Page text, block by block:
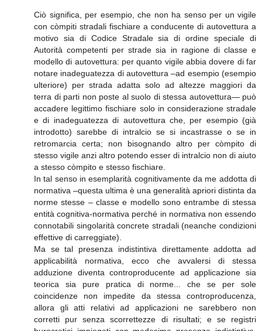
Ciò significa, per esempio, che non ha senso per un vigile
con còmpiti stradali fischiare a conducente di autovettura a
motivo sia di Codice Stradale sia di ordine speciale di
Autorità competenti per strade sia in ragione di classe e
modello di autovettura: per quanto vigile abbia dovere di far
notare inadeguatezza di autovettura –ad esempio (esempio
ulteriore) per strada adatta solo ad altezze maggiori da
terra di parti non poste al suolo di stessa autovettura— può
accadere legittimo fischiare solo in considerazione stradale
e di inadeguatezza di autovettura che, per esempio (già
introdotto) sarebbe di intralcio se si incastrasse o se in
retromarcia certa; non bisognando altro per còmpito di
stesso vigile anzi altro potendo esser di intralcio non di aiuto
a stesso còmpito e stesso fischiare.
In tal senso in esemplarità cognitivamente da me addotta di
normativa –questa ultima è una generalità apriori distinta da
norme stesse – classe e modello sono entrambe di stessa
entità cognitiva-normativa perché in normativa non essendo
connotabili singolarità concrete stradali (neanche condizioni
effettive di carreggiate).
Ma se tal presenza indistintiva direttamente addotta ad
applicabilità normativa, ecco che avvalersi di stessa
adduzione diventa controproducente ad applicazione sia
teorica sia pure pratica di norme... che se per sole
coincidenze non impedite da stessa controproducenza,
allora gli atti relativi ad applicazioni ne sarebbero non
corretti pur senza scorrettezze di risultati; e se registri